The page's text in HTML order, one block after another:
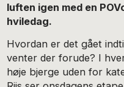
luften igen med en
hviledag.
Hvordan er det gået
venter der forude? I
høje bjerge uden for